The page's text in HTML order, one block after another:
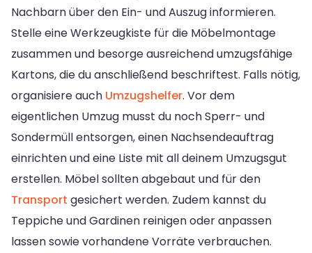
Nachbarn über den Ein- und Auszug informieren.
Stelle eine Werkzeugkiste für die Möbelmontage
zusammen und besorge ausreichend umzugsfähige
Kartons, die du anschließend beschriftest. Falls nötig,
organisiere auch Umzugshelfer. Vor dem
eigentlichen Umzug musst du noch Sperr- und
Sondermüll entsorgen, einen Nachsendeauftrag
einrichten und eine Liste mit all deinem Umzugsgut
erstellen. Möbel sollten abgebaut und für den
Transport gesichert werden. Zudem kannst du
Teppiche und Gardinen reinigen oder anpassen
lassen sowie vorhandene Vorräte verbrauchen.